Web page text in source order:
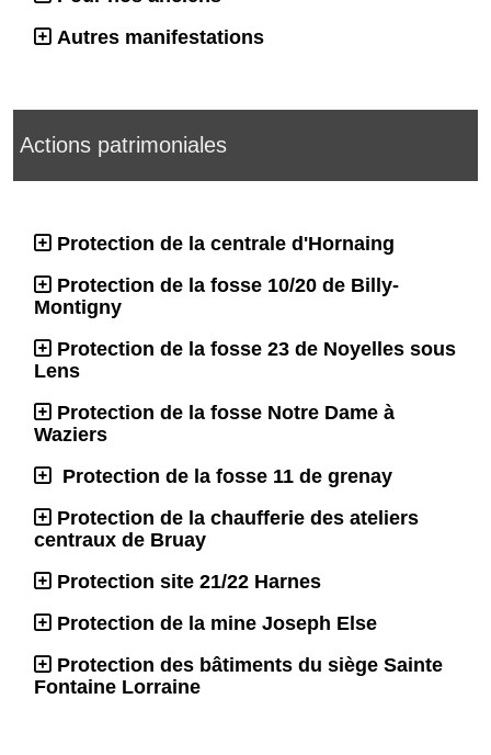
Autres manifestations
Actions patrimoniales
Protection de la centrale d'Hornaing
Protection de la fosse 10/20 de Billy-
Montigny
Protection de la fosse 23 de Noyelles sous
Lens
Protection de la fosse Notre Dame à
Waziers
Protection de la fosse 11 de grenay
Protection de la chaufferie des ateliers
centraux de Bruay
Protection site 21/22 Harnes
Protection de la mine Joseph Else
Protection des bâtiments du siège Sainte
Fontaine Lorraine